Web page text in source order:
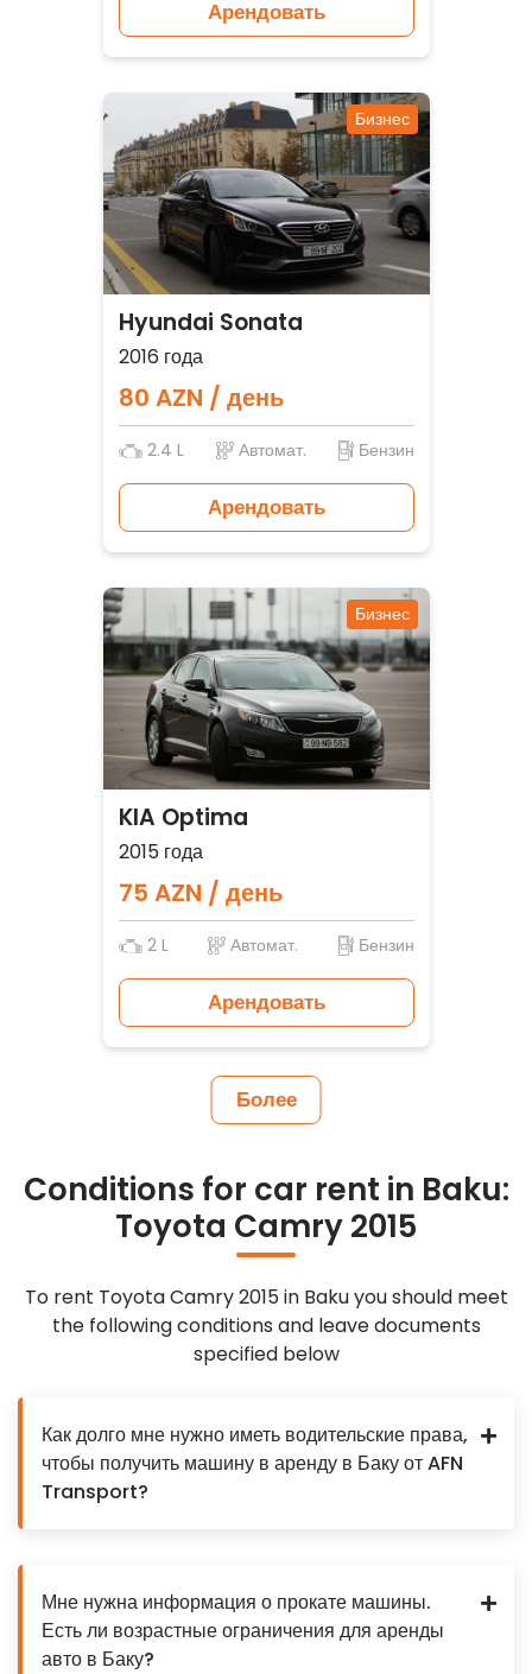
Более
Арендовать
Бизнес
Hyundai Sonata
2016 года
80 AZN / день
2.4 L Автомат. Бензин
Арендовать
Бизнес
KIA Optima
2015 года
75 AZN / день
2 L Автомат. Бензин
Арендовать
Conditions for car rent in Baku:
Toyota Camry 2015
To rent Toyota Camry 2015 in Baku you should meet
the following conditions and leave documents
specified below
Как долго мне нужно иметь водительские права,
чтобы получить машину в аренду в Баку от AFN
Transport?
Мне нужна информация о прокате машины.
Есть ли возрастные ограничения для аренды
авто в Баку?